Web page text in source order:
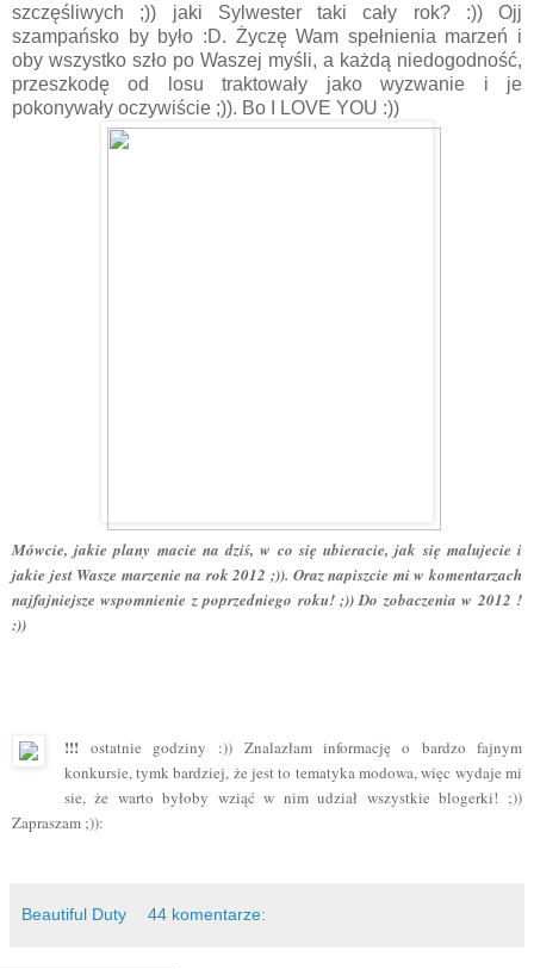
szczęśliwych ;)) jaki Sylwester taki cały rok? :)) Ojj
szampańsko by było :D. Życzę Wam spełnienia marzeń i
oby wszystko szło po Waszej myśli, a każdą niedogodność,
przeszkodę od losu traktowały jako wyzwanie i je
pokonywały oczywiście ;)). Bo I LOVE YOU :))
Mówcie, jakie plany macie na dziś, w co się ubieracie, jak się malujecie i
jakie jest Wasze marzenie na rok 2012 ;)). Oraz napiszcie mi w komentarzach
najfajniejsze wspomnienie z poprzedniego roku! ;)) Do zobaczenia w 2012 !
:))
!!!ostatnie godziny :)) Znalazłam informację o bardzo fajnym
konkursie, tymk bardziej, że jest to tematyka modowa, więc wydaje mi
sie, że warto byłoby wziąć w nim udział wszystkie blogerki! ;))
Zapraszam ;)):
Beautiful Duty 44 komentarze: